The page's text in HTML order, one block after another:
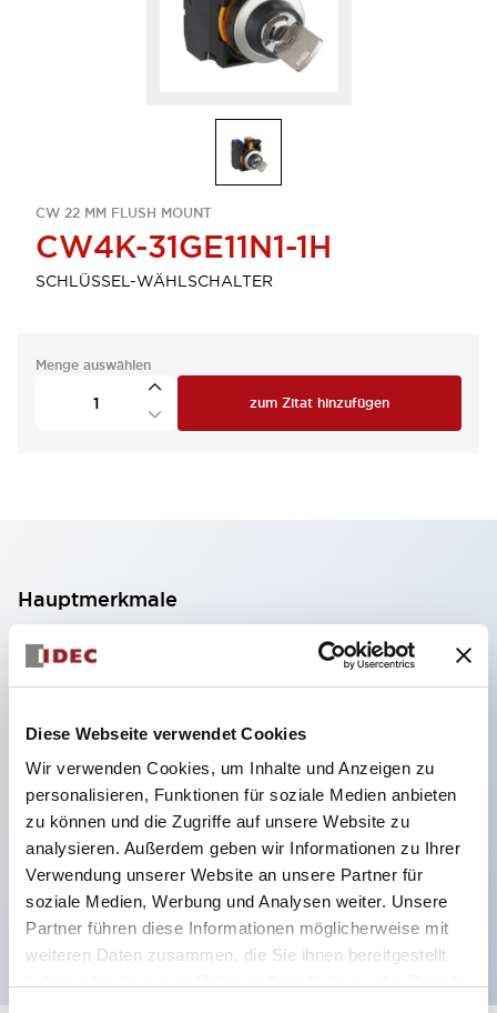
Diese Webseite verwendet Cookies
Wir verwenden Cookies, um Inhalte und Anzeigen zu
personalisieren, Funktionen für soziale Medien anbieten
zu können und die Zugriffe auf unsere Website zu
analysieren. Außerdem geben wir Informationen zu Ihrer
Verwendung unserer Website an unsere Partner für
soziale Medien, Werbung und Analysen weiter. Unsere
Partner führen diese Informationen möglicherweise mit
weiteren Daten zusammen, die Sie ihnen bereitgestellt
CW 22 MM FLUSH MOUNT
CW4K-31GE11N1-1H
SCHLÜSSEL-WÄHLSCHALTER
Menge auswählen
zum Zitat hinzufügen
Hauptmerkmale
2-Kontakt-Block mit 2 Stufen, ermöglicht eine 4-
Kontakt-Konfiguration (Gewährleistung der
Isolierung zwischen den 2 Kontakten).
59,9 mm (※ 22-stufiger Kontaktblock).
Platzsparendes Design möglich.
Sicherheitsstruktur der 3. Generation: 2-Aktions-
Freisetzung, integrierter Schutz, IP20-
Fingerschutzstruktur